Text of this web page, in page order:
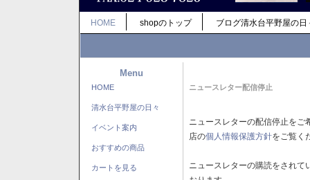
HOME shopのトップ ブログ清水台平野屋の日
Menu
HOME
清水台平野屋の日々
イベント案内
おすすめの商品
カートを見る
ニュースレター配信停止
ニュースレターの配信停止を
店の個人情報保護方針をご覧く
ニュースレターの購読をされ